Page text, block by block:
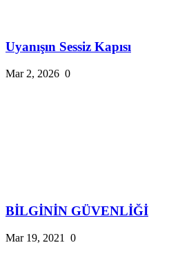
Uyanışın Sessiz Kapısı
Mar 2, 2026 0
BİLGİNİN GÜVENLİĞİ
Mar 19, 2021 0